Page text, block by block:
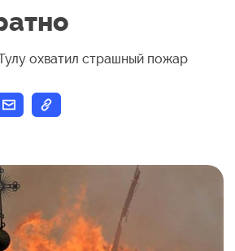
охватил страшный пожар